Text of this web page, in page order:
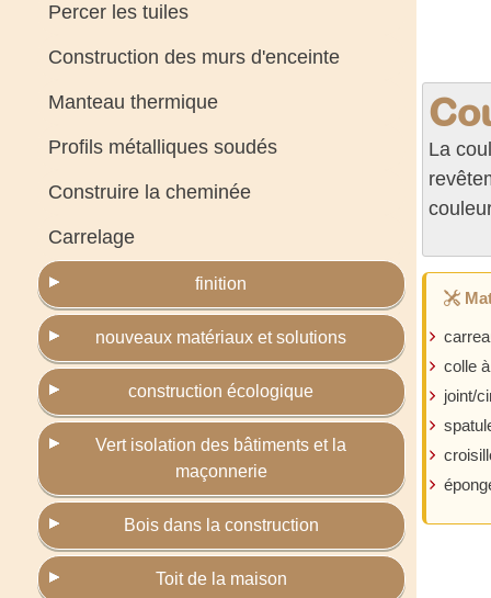
Percer les tuiles
Construction des murs d'enceinte
Manteau thermique
Profils métalliques soudés
Construire la cheminée
Carrelage
finition
nouveaux matériaux et solutions
construction écologique
Vert isolation des bâtiments et la
maçonnerie
Bois dans la construction
Toit de la maison
La
colle
joint/